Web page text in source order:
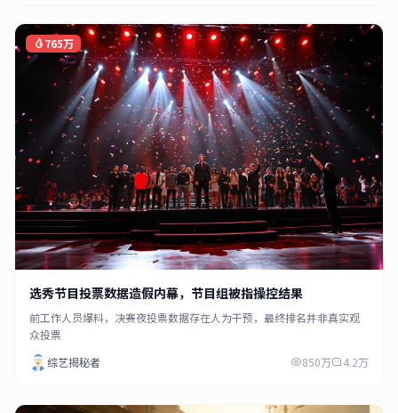
765万
选秀节目投票数据造假内幕，节目组被指操控结果
前工作人员爆料，决赛夜投票数据存在人为干预，最终排名并非真实观
众投票
综艺揭秘者
850万 4.2万